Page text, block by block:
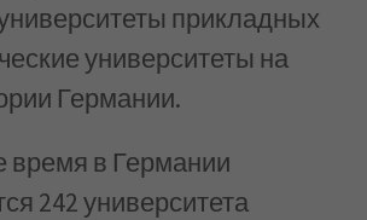
прикладных
университеты на
Германии.
время в Германии
242 университета